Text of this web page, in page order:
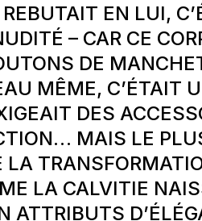
EN LUI,
– CAR CE
DE
MÊME, C’ÉTAIT
DES
MAIS LE
LA CALVITIE
ATTRIBUTS